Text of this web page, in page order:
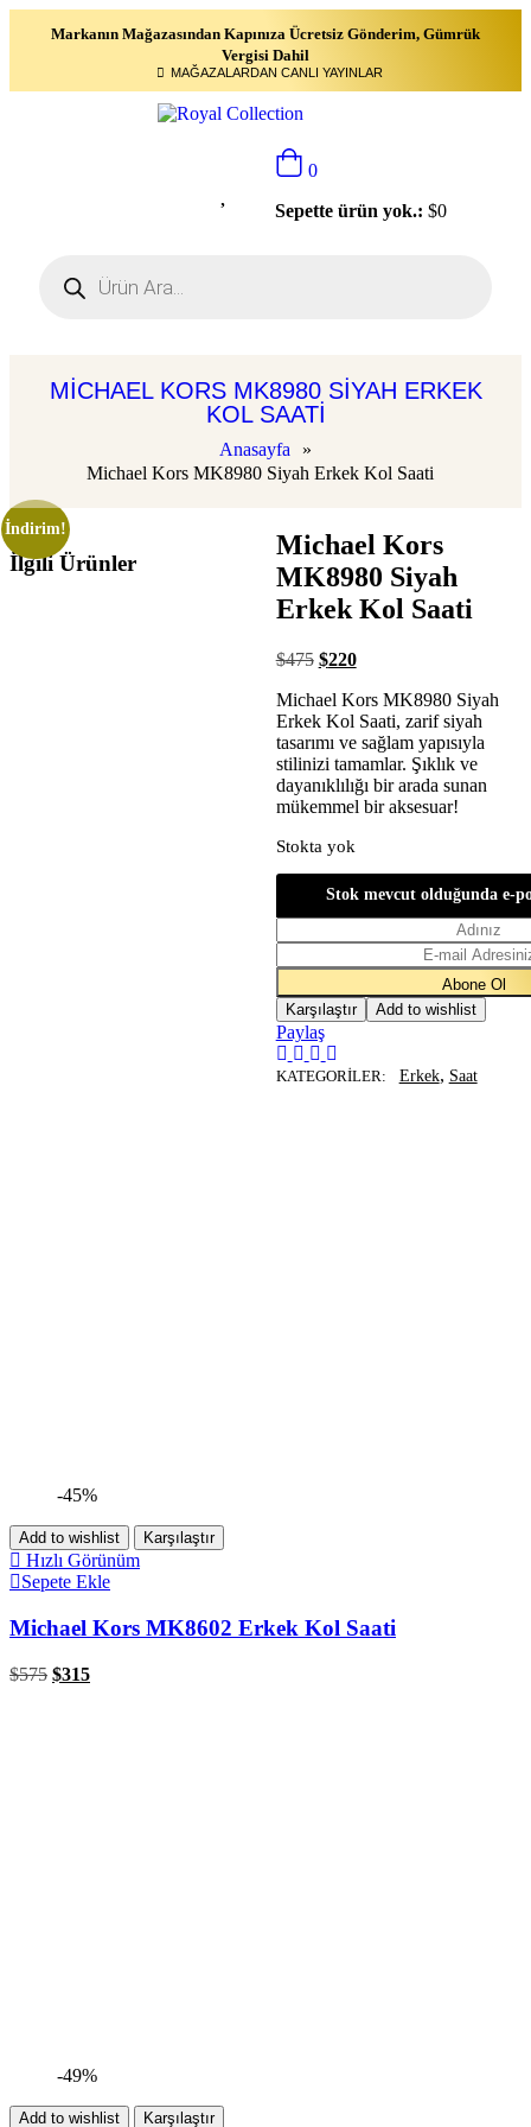
Markanın Mağazasından Kapınıza Ücretsiz Gönderim, Gümrük
Vergisi Dahil
MAĞAZALARDAN CANLI YAYINLAR
0
Sepette ürün yok.: $0
MICHAEL KORS MK8980 SIYAH ERKEK
KOL SAATI
Anasayfa
»
Michael Kors MK8980 Siyah Erkek Kol Saati
İndirim!
Michael Kors
MK8980 Siyah
Erkek Kol Saati
$475 $220
Michael Kors MK8980 Siyah
Erkek Kol Saati, zarif siyah
tasarımı ve sağlam yapısıyla
stilinizi tamamlar. Şıklık ve
dayanıklılığı bir arada sunan
mükemmel bir aksesuar!
Stokta yok
Stok mevcut olduğunda e-
Karşılaştır Add to wishlist
Paylaş
KATEGORILER: Erkek, Saat
İlgili Ürünler
-45%
Add to wishlist Karşılaştır
Hızlı Görünüm
Sepete Ekle
Michael Kors MK8602 Erkek Kol Saati
$575 $315
-49%
Add to wishlist Karşılaştır